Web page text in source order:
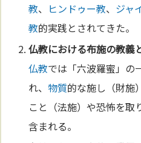
教、 ヒンドゥー教、 ジャ
教的実践とされてきた。
仏教における布施の教義
仏教では「六波羅蜜」の
れ、 物質的な施し（財施
こと（法施）や恐怖を取
含まれる。